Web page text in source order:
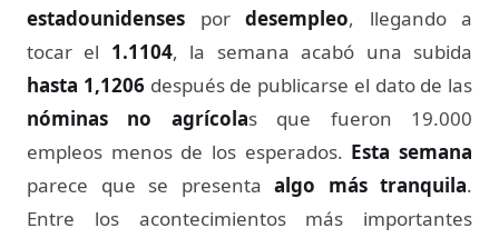
estadounidenses por desempleo, llegando a
tocar el 1.1104, la semana acabó una subida
hasta 1,1206después de publicarse el dato de las
nóminas no agrícolas que fueron 19.000
empleos menos de los esperados. Esta semana
parece que se presenta algo más tranquila.
Entre los acontecimientos más importantes